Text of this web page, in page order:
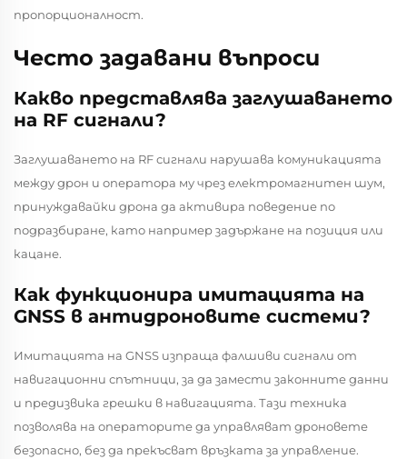
пропорционалност.
Често задавани въпроси
Какво представлява заглушаването
на RF сигнали?
Заглушаването на RF сигнали нарушава комуникацията
между дрон и оператора му чрез електромагнитен шум,
принуждавайки дрона да активира поведение по
подразбиране, като например задържане на позиция или
кацане.
Как функционира имитацията на
GNSS в антидроновите системи?
Имитацията на GNSS изпраща фалшиви сигнали от
навигационни спътници, за да замести законните данни
и предизвика грешки в навигацията. Тази техника
позволява на операторите да управляват дроновете
безопасно, без да прекъсват връзката за управление.